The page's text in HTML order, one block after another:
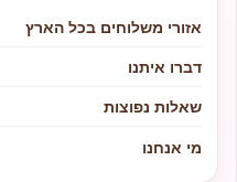
אזורי משלוחים בכל הארץ
דברו איתנו
שאלות נפוצות
מי אנחנו